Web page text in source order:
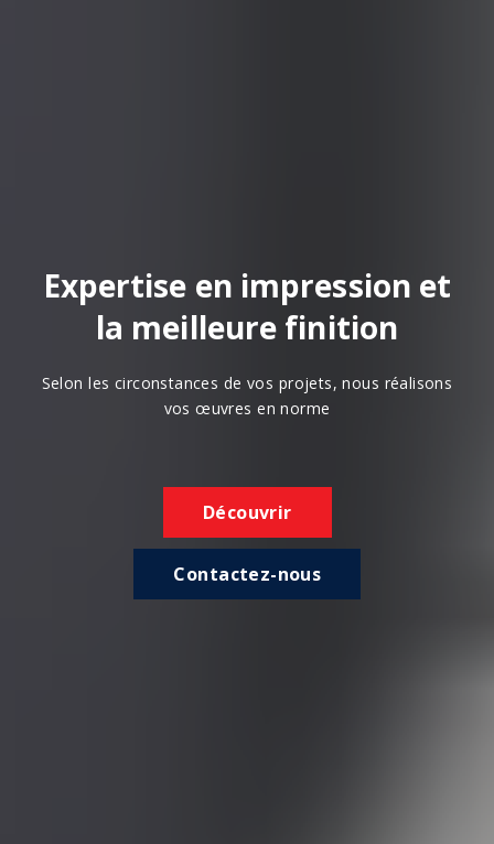
Expertise en impression et
la meilleure finition
Selon les circonstances de vos projets, nous réalisons
vos œuvres en norme
Découvrir
Contactez-nous